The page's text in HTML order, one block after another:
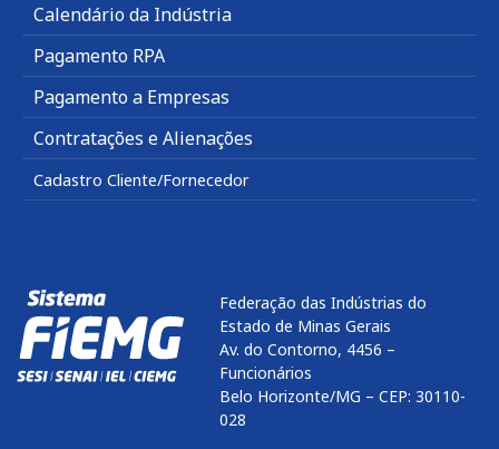
Calendário da Indústria
Pagamento RPA
Pagamento a Empresas
Contratações e Alienações
Cadastro Cliente/Fornecedor
Federação das Indústrias do
Estado de Minas Gerais
Av. do Contorno, 4456 –
Funcionários
Belo Horizonte/MG – CEP: 30110-
028